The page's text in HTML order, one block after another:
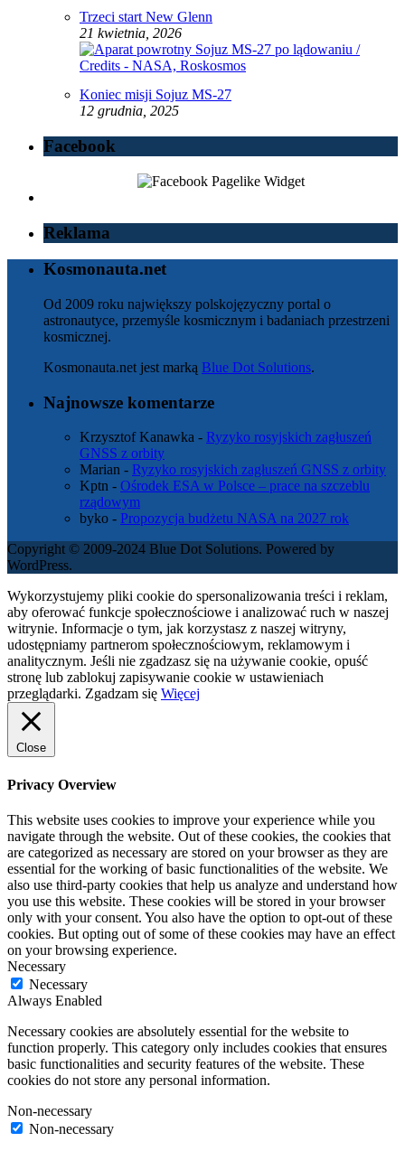
Trzeci start New Glenn
21 kwietnia, 2026
Koniec misji Sojuz MS-27
12 grudnia, 2025
Facebook
Reklama
Kosmonauta.net
Od 2009 roku największy polskojęzyczny portal o
astronautyce, przemyśle kosmicznym i badaniach przestrzeni
kosmicznej.
Kosmonauta.net jest marką Blue Dot Solutions.
Najnowsze komentarze
Krzysztof Kanawka - Ryzyko rosyjskich zagłuszeń
GNSS z orbity
Marian - Ryzyko rosyjskich zagłuszeń GNSS z orbity
Kptn - Ośrodek ESA w Polsce – prace na szczeblu
rządowym
byko - Propozycja budżetu NASA na 2027 rok
Copyright © 2009-2024 Blue Dot Solutions. Powered by
WordPress.
Wykorzystujemy pliki cookie do spersonalizowania treści i reklam,
aby oferować funkcje społecznościowe i analizować ruch w naszej
witrynie. Informacje o tym, jak korzystasz z naszej witryny,
udostępniamy partnerom społecznościowym, reklamowym i
analitycznym. Jeśli nie zgadzasz się na używanie cookie, opuść
stronę lub zablokuj zapisywanie cookie w ustawieniach
przeglądarki. Zgadzam się Więcej
Close
Privacy Overview
This website uses cookies to improve your experience while you
navigate through the website. Out of these cookies, the cookies that
are categorized as necessary are stored on your browser as they are
essential for the working of basic functionalities of the website. We
also use third-party cookies that help us analyze and understand how
you use this website. These cookies will be stored in your browser
only with your consent. You also have the option to opt-out of these
cookies. But opting out of some of these cookies may have an effect
on your browsing experience.
Necessary
Necessary
Always Enabled
Necessary cookies are absolutely essential for the website to
function properly. This category only includes cookies that ensures
basic functionalities and security features of the website. These
cookies do not store any personal information.
Non-necessary
Non-necessary